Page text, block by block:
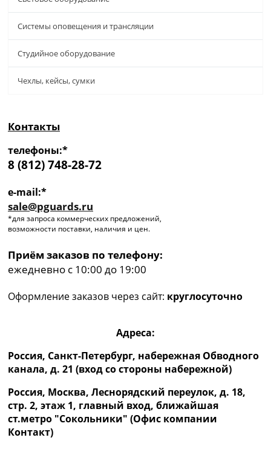
Системы оповещения и трансляции
Студийное оборудование
Чехлы, кейсы, сумки
Контакты
телефоны:*
8 (812) 748-28-72
e-mail:*
sale@pguards.ru
*для запроса коммерческих предложений,
возможности поставки, наличия и цен.
Приём заказов по телефону:
ежедневно с 10:00 до 19:00
Оформление заказов через сайт: круглосуточно
Адреса:
Россия, Санкт-Петербург, набережная Обводного
канала, д. 21 (вход со стороны набережной)
Россия, Москва, Леснорядский переулок, д. 18,
стр. 2, этаж 1, главный вход, ближайшая
ст.метро "Сокольники" (Офис компании
Контакт)